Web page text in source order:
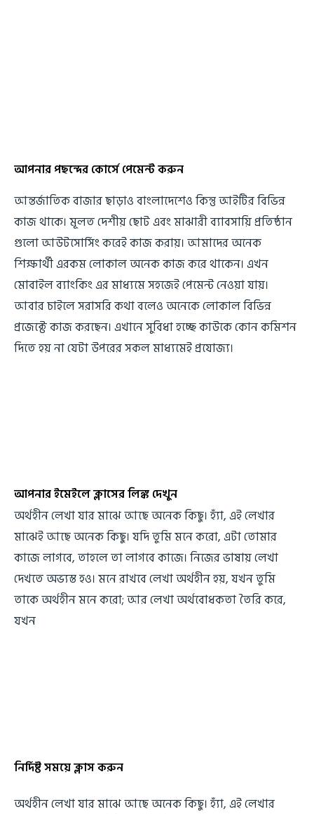
আপনার পছন্দের কোর্সে পেমেন্ট করুন
আন্তর্জাতিক বাজার ছাড়াও বাংলাদেশেও কিন্তু আইটির বিভিন্ন
কাজ থাকে। মূলত দেশীয় ছোট এবং মাঝারী ব্যাবসায়ি প্রতিষ্ঠান
গুলো আউটসোর্সিং করেই কাজ করায়। আমাদের অনেক
শিক্ষার্থী এরকম লোকাল অনেক কাজ করে থাকেন। এখন
মোবাইল ব্যাংকিং এর মাধ্যমে সহজেই পেমেন্ট নেওয়া যায়।
আবার চাইলে সরাসরি কথা বলেও অনেকে লোকাল বিভিন্ন
প্রজেক্টে কাজ করছেন। এখানে সুবিধা হচ্ছে কাউকে কোন কমিশন
দিতে হয় না যেটা উপরের সকল মাধ্যমেই প্রযোজ্য।
আপনার ইমেইলে ক্লাসের লিঙ্ক দেখুন
অর্থহীন লেখা যার মাঝে আছে অনেক কিছু। হ্যাঁ, এই লেখার
মাঝেই আছে অনেক কিছু। যদি তুমি মনে করো, এটা তোমার
কাজে লাগবে, তাহলে তা লাগবে কাজে। নিজের ভাষায় লেখা
দেখতে অভ্যস্ত হও। মনে রাখবে লেখা অর্থহীন হয়, যখন তুমি
তাকে অর্থহীন মনে করো; আর লেখা অর্থবোধকতা তৈরি করে,
যখন
নির্দিষ্ট সময়ে ক্লাস করুন
অর্থহীন লেখা যার মাঝে আছে অনেক কিছু। হ্যাঁ, এই লেখার